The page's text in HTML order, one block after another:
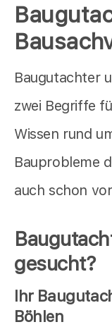
Baugutachter
zwei Begriffe
Wissen rund
Bauprobleme
auch schon
gesucht?
Ihr
Böhlen